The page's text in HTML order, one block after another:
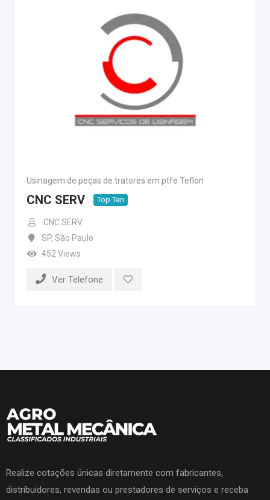
Usinagem de peças de tratores em ptfe Teflon
CNC SERV Top Ten
CNC SERV
SP, São Paulo
452 Views
Ver Telefone
Realize cotações únicas diretamente com fabricantes,
distribuidores, revendas ou prestadores de serviços e receba